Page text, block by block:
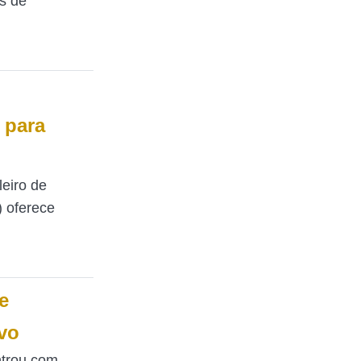
para
de
oferece